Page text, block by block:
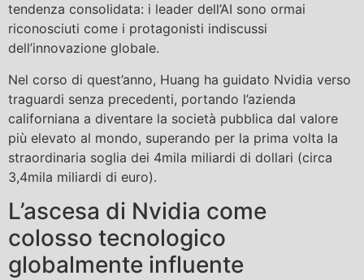
tendenza consolidata: i leader dell’AI sono ormai
riconosciuti come i protagonisti indiscussi
dell’innovazione globale.
Nel corso di quest’anno, Huang ha guidato Nvidia verso
traguardi senza precedenti, portando l’azienda
californiana a diventare la società pubblica dal valore
più elevato al mondo, superando per la prima volta la
straordinaria soglia dei 4mila miliardi di dollari (circa
3,4mila miliardi di euro).
L’ascesa di Nvidia come
colosso tecnologico
globalmente influente